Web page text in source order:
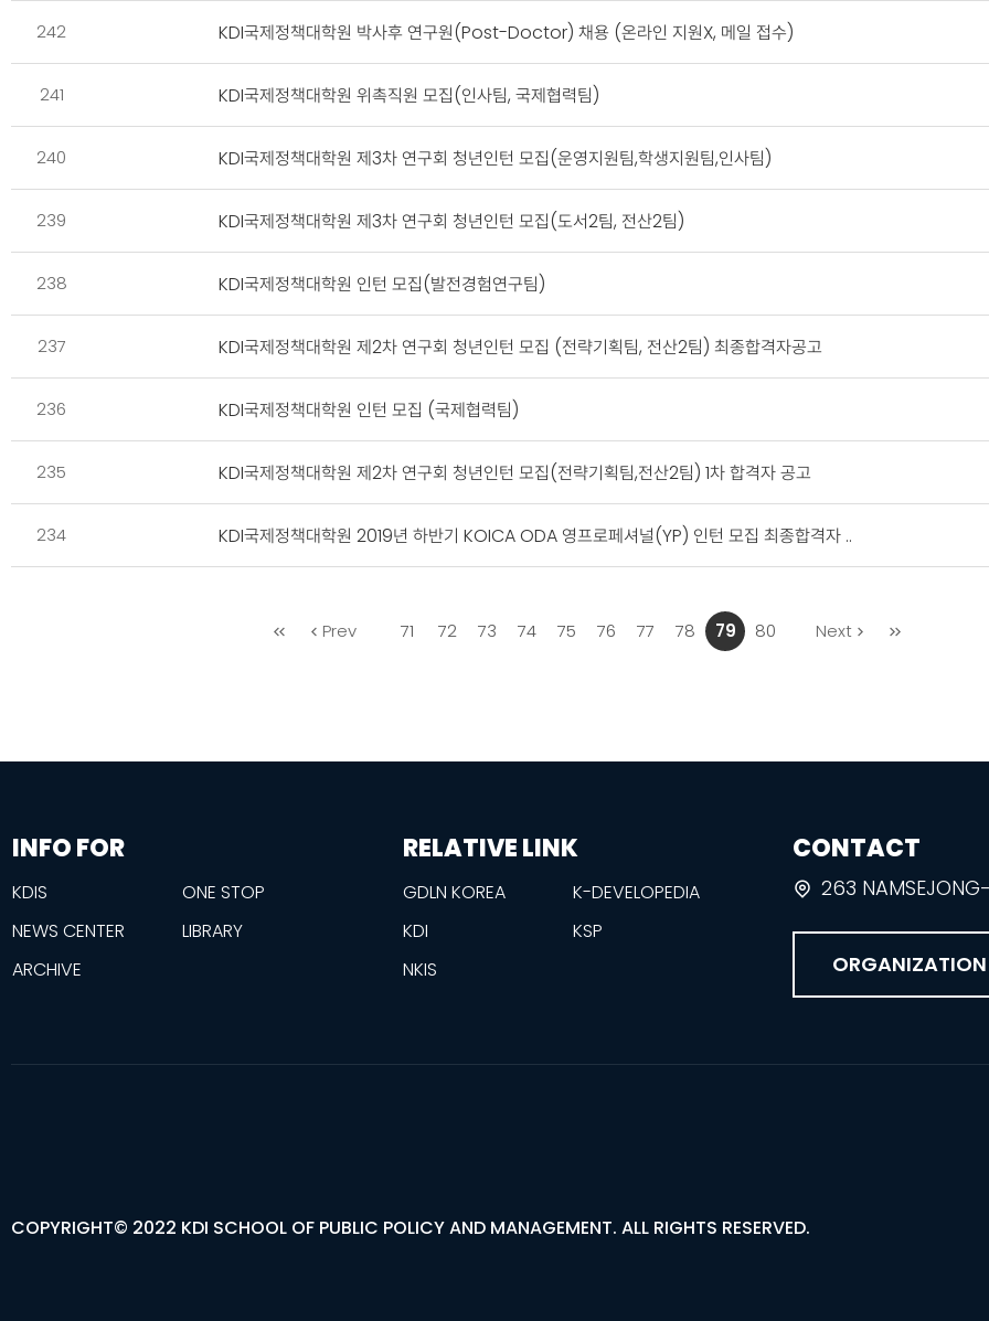
호,
242 KDI국제정책대학원 박사후 연구원(Post-Doctor) 채용 (온라인 지원X, 메일 접수)
241 KDI국제정책대학원 위촉직원 모집(인사팀, 국제협력팀)
240 KDI국제정책대학원 제3차 연구회 청년인턴 모집(운영지원팀,학생지원팀,인사팀)
239 KDI국제정책대학원 제3차 연구회 청년인턴 모집(도서2팀, 전산2팀)
238 KDI국제정책대학원 인턴 모집(발전경험연구팀)
237 KDI국제정책대학원 제2차 연구회 청년인턴 모집 (전략기획팀, 전산2팀) 최종합격자공고
236 KDI국제정책대학원 인턴 모집 (국제협력팀)
235 KDI국제정책대학원 제2차 연구회 청년인턴 모집(전략기획팀,전산2팀) 1차 합격자 공고
234 KDI국제정책대학원 2019년 하반기 KOICA ODA 영프로페셔널(YP) 인턴 모집 최종합격자 ..
처
Prev 71 72 73 74 75 76 77 78 79 80 Next
마
footer
information
INFO FOR
KDIS
ONE STOP
NEWS CENTER
LIBRARY
ARCHIVE
RELATIVE LINK
GDLN KOREA
K-DEVELOPEDIA
KDI
KSP
NKIS
CONTACT
263
ORGANIZATION
COPYRIGHT© 2022 KDI SCHOOL OF PUBLIC POLICY AND MANAGEMENT. ALL RIGHTS RESERVED.